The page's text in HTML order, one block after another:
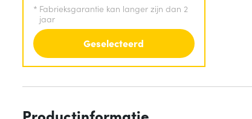
* Fabrieksgarantie kan langer zijn dan 2
jaar
Geselecteerd